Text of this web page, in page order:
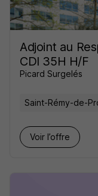
Adjoint au
CDI 35H H/F
Picard Surgelés
Saint-Rémy-de-
Voir l’offre